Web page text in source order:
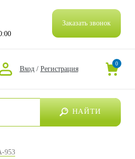
Заказать звонок
Вход / Регистрация
0
НАЙТИ
953